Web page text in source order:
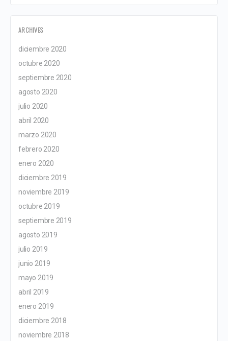
ARCHIVES
diciembre 2020
octubre 2020
septiembre 2020
agosto 2020
julio 2020
abril 2020
marzo 2020
febrero 2020
enero 2020
diciembre 2019
noviembre 2019
octubre 2019
septiembre 2019
agosto 2019
julio 2019
junio 2019
mayo 2019
abril 2019
enero 2019
diciembre 2018
noviembre 2018